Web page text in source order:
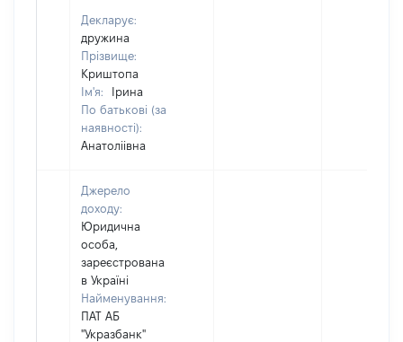
Декларує:
дружина
Прізвище:
Криштопа
Ім'я:
Ірина
По батькові (за
наявності):
Анатоліівна
Джерело
доходу:
Юридична
особа,
зареєстрована
в Україні
Найменування:
ПАТ АБ
"Укразбанк"